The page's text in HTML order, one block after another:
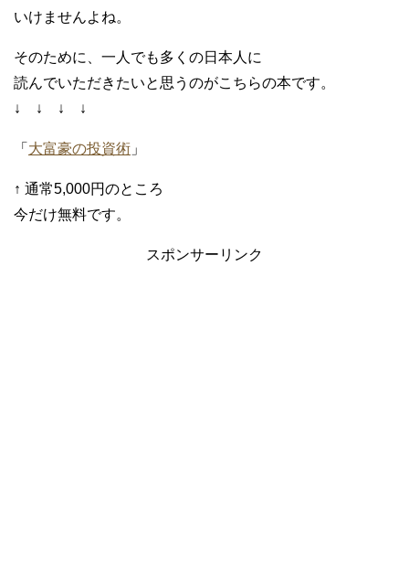
いけませんよね。
そのために、一人でも多くの日本人に
読んでいただきたいと思うのがこちらの本です。
↓ ↓ ↓ ↓
「 大富豪の投資術 」
↑ 通常5,000円のところ
今だけ無料です。
スポンサーリンク